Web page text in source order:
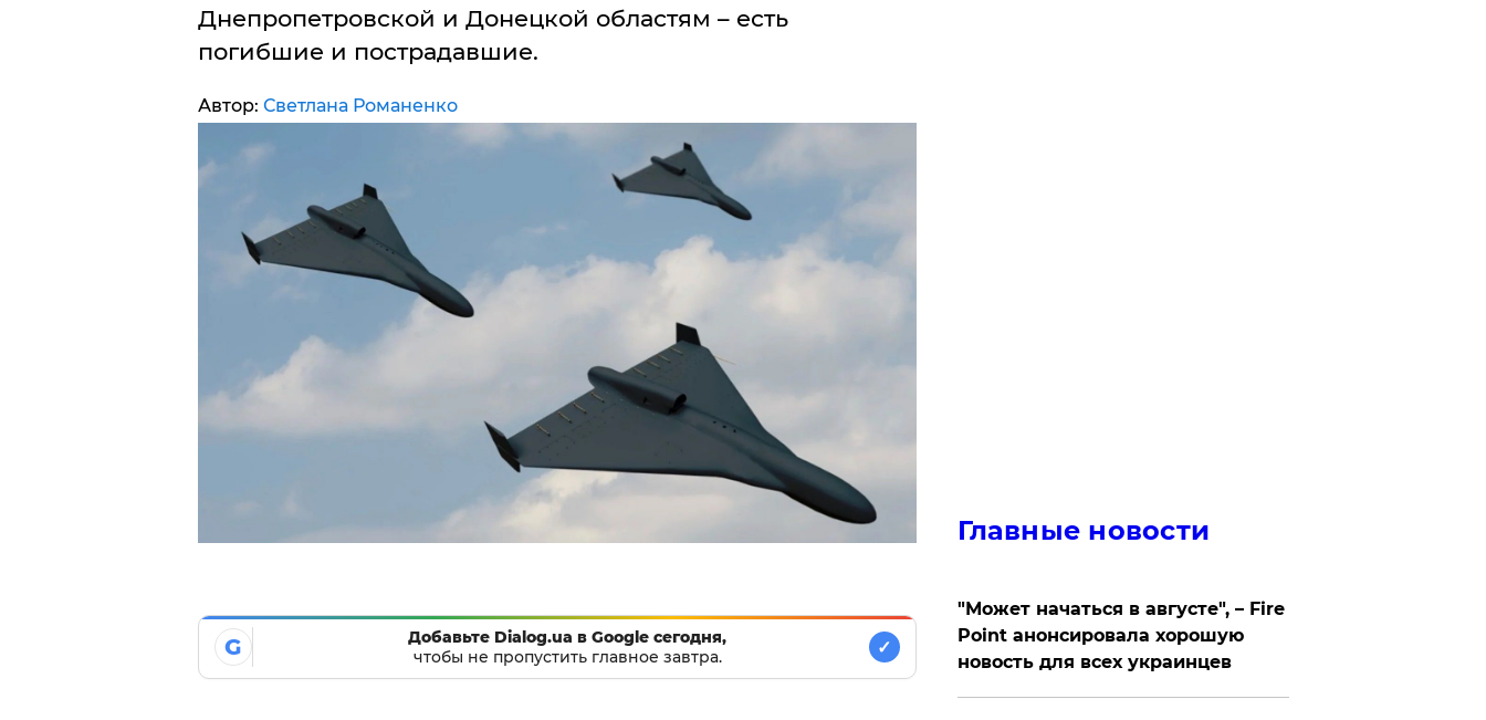
Днепропетровской и Донецкой областям – есть
погибшие и пострадавшие.
Автор: Светлана Романенко
G
Добавьте Dialog.ua в Google сегодня,
чтобы не пропустить главное завтра.
✓
Главные новости
"Может начаться в августе", – Fire
Point анонсировала хорошую
новость для всех украинцев